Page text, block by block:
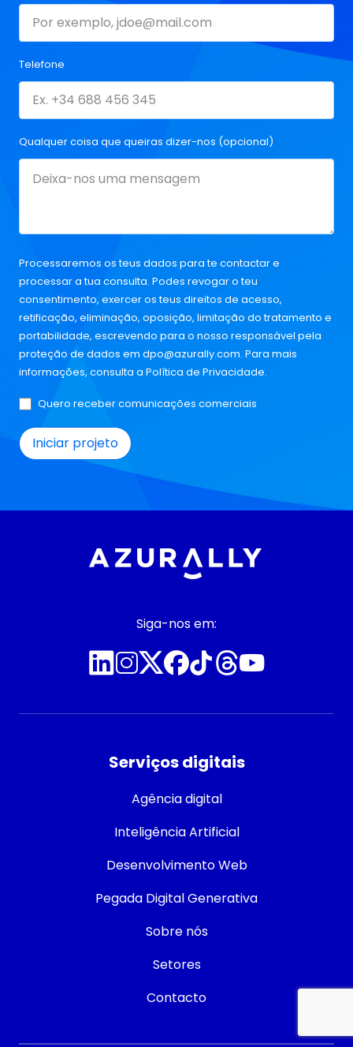
Telefone
Qualquer coisa que queiras dizer-nos (opcional)
Processaremos os teus dados para te contactar e
processar a tua consulta. Podes revogar o teu
consentimento, exercer os teus direitos de acesso,
retificação, eliminação, oposição, limitação do tratamento e
portabilidade, escrevendo para o nosso responsável pela
proteção de dados em dpo@azurally.com. Para mais
informações, consulta a Política de Privacidade.
Quero receber comunicações comerciais
Siga-nos em:
Serviços digitais
Agência digital
Inteligência Artificial
Desenvolvimento Web
Pegada Digital Generativa
Sobre nós
Setores
Contacto